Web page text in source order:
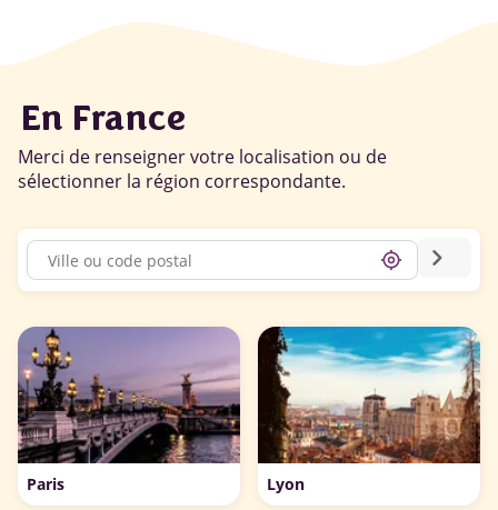
En France
Merci de renseigner votre localisation ou de
sélectionner la région correspondante.
my_location chevron_right
Paris Lyon